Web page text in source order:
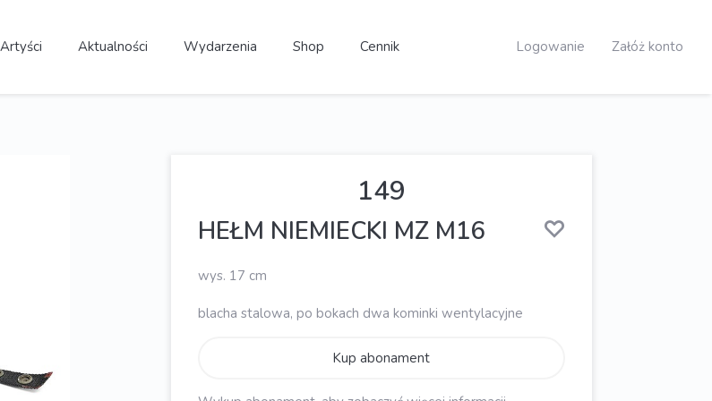
Artyści Aktualności Wydarzenia Shop Cennik Logowanie Załóż konto
149
HEŁM NIEMIECKI MZ M16
wys. 17 cm
blacha stalowa, po bokach dwa kominki wentylacyjne
Kup abonament